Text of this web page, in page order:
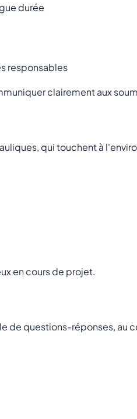
durée
responsables
clairement aux
qui touchent à
en cours de projet.
de questions-réponses, au